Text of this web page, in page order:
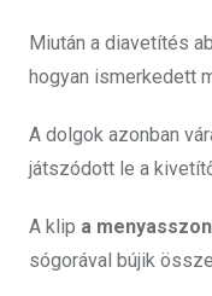
Miután a diavetítés
hogyan ismerkedett
A dolgok azonban
játszódott le a
A klip a
sógorával bújik